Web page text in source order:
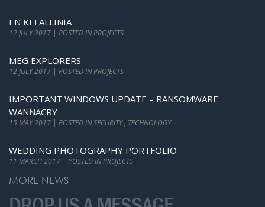
EN KEFALLINIA
12 JULY 2017 | POSTED IN PROJECTS
MEG EXPLORERS
12 JULY 2017 | POSTED IN PROJECTS
IMPORTANT WINDOWS UPDATE – RANSOMWARE
WANNACRY
15 MAY 2017 | POSTED IN SECURITY , TECHNOLOGY
WEDDING PHOTOGRAPHY PORTFOLIO
11 MARCH 2017 | POSTED IN PROJECTS
MORE NEWS